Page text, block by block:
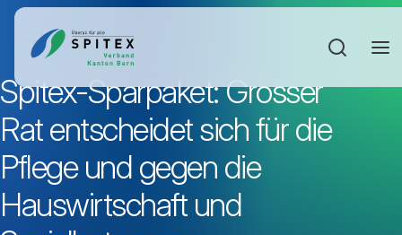
Spitex-Sparpaket: Grosser
Rat entscheidet sich für die
Pflege und gegen die
Hauswirtschaft und